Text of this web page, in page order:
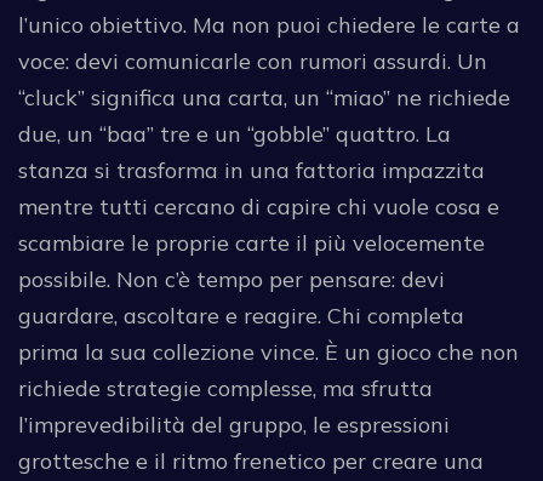
l’unico obiettivo. Ma non puoi chiedere le carte a
voce: devi comunicarle con rumori assurdi. Un
“cluck” significa una carta, un “miao” ne richiede
due, un “baa” tre e un “gobble” quattro. La
stanza si trasforma in una fattoria impazzita
mentre tutti cercano di capire chi vuole cosa e
scambiare le proprie carte il più velocemente
possibile. Non c’è tempo per pensare: devi
guardare, ascoltare e reagire. Chi completa
prima la sua collezione vince. È un gioco che non
richiede strategie complesse, ma sfrutta
l’imprevedibilità del gruppo, le espressioni
grottesche e il ritmo frenetico per creare una